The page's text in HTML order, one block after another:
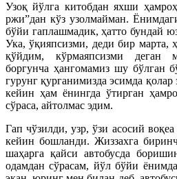
Узоқ йўлга китобдан яхши
ржи”дан кўз узолмайман.
бўйи гаплашмадик, ҳатто бундай
Ука, ўқияпсизми, деди бир марта,
қўйдим, кўрмаяпсизми деган
боргунча ҳангомамиз шу бўлган
гурунг қурганимизда эсимда
кейин ҳам ёнингда ўтирган
сўраса, айтолмас эдим.
Гап чўзилди, узр, ўзи асосий
кейин бошланди. Жиззахга
шаҳарга қайси автобусда
одамдан сўрасам, йўл бўйи